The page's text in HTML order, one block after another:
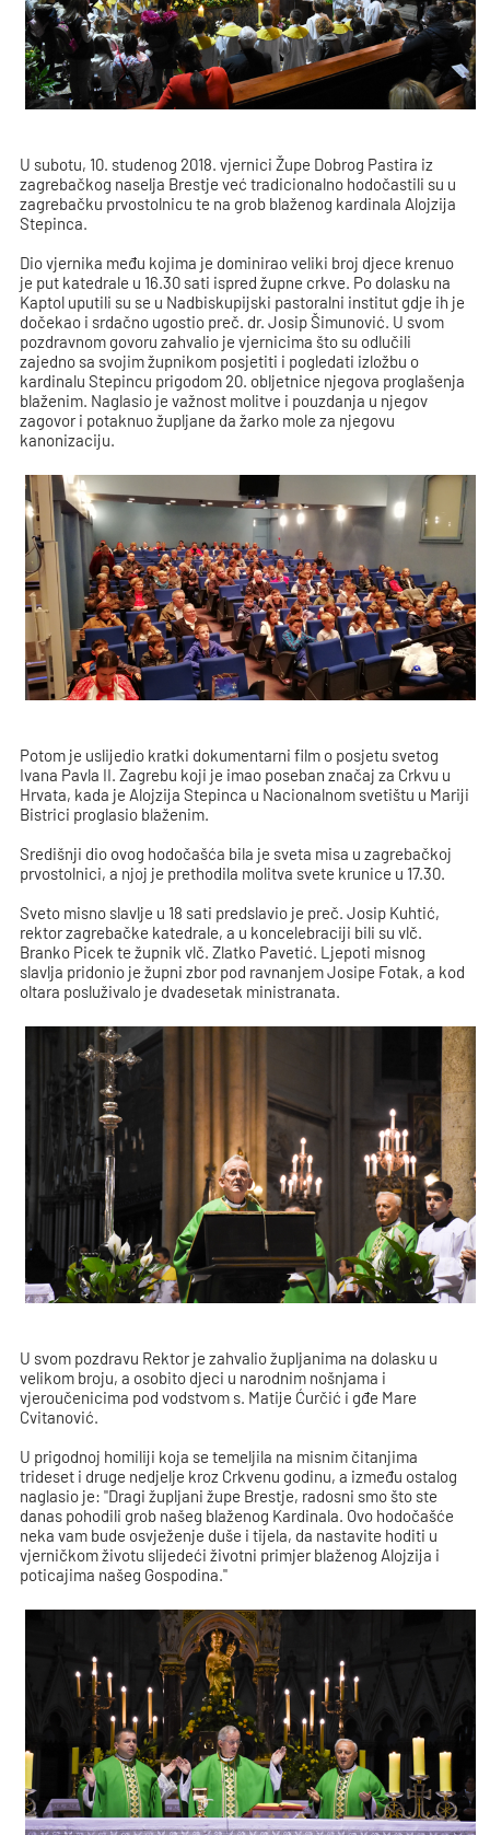
U subotu, 10. studenog 2018. vjernici Župe Dobrog Pastira iz
zagrebačkog naselja Brestje već tradicionalno hodočastili su u
zagrebačku prvostolnicu te na grob blaženog kardinala Alojzija
Stepinca.
Dio vjernika među kojima je dominirao veliki broj djece krenuo
je put katedrale u 16.30 sati ispred župne crkve. Po dolasku na
Kaptol uputili su se u Nadbiskupijski pastoralni institut gdje ih je
dočekao i srdačno ugostio preč. dr. Josip Šimunović. U svom
pozdravnom govoru zahvalio je vjernicima što su odlučili
zajedno sa svojim župnikom posjetiti i pogledati izložbu o
kardinalu Stepincu prigodom 20. obljetnice njegova proglašenja
blaženim. Naglasio je važnost molitve i pouzdanja u njegov
zagovor i potaknuo župljane da žarko mole za njegovu
kanonizaciju.
Potom je uslijedio kratki dokumentarni film o posjetu svetog
Ivana Pavla II. Zagrebu koji je imao poseban značaj za Crkvu u
Hrvata, kada je Alojzija Stepinca u Nacionalnom svetištu u Mariji
Bistrici proglasio blaženim.
Središnji dio ovog hodočašća bila je sveta misa u zagrebačkoj
prvostolnici, a njoj je prethodila molitva svete krunice u 17.30.
Sveto misno slavlje u 18 sati predslavio je preč. Josip Kuhtić,
rektor zagrebačke katedrale, a u koncelebraciji bili su vlč.
Branko Picek te župnik vlč. Zlatko Pavetić. Ljepoti misnog
slavlja pridonio je župni zbor pod ravnanjem Josipe Fotak, a kod
oltara posluživalo je dvadesetak ministranata.
U svom pozdravu Rektor je zahvalio župljanima na dolasku u
velikom broju, a osobito djeci u narodnim nošnjama i
vjeroučenicima pod vodstvom s. Matije Ćurčić i gđe Mare
Cvitanović.
U prigodnoj homiliji koja se temeljila na misnim čitanjima
trideset i druge nedjelje kroz Crkvenu godinu, a između ostalog
naglasio je: "Dragi župljani župe Brestje, radosni smo što ste
danas pohodili grob našeg blaženog Kardinala. Ovo hodočašće
neka vam bude osvježenje duše i tijela, da nastavite hoditi u
vjerničkom životu slijedeći životni primjer blaženog Alojzija i
poticajima našeg Gospodina."